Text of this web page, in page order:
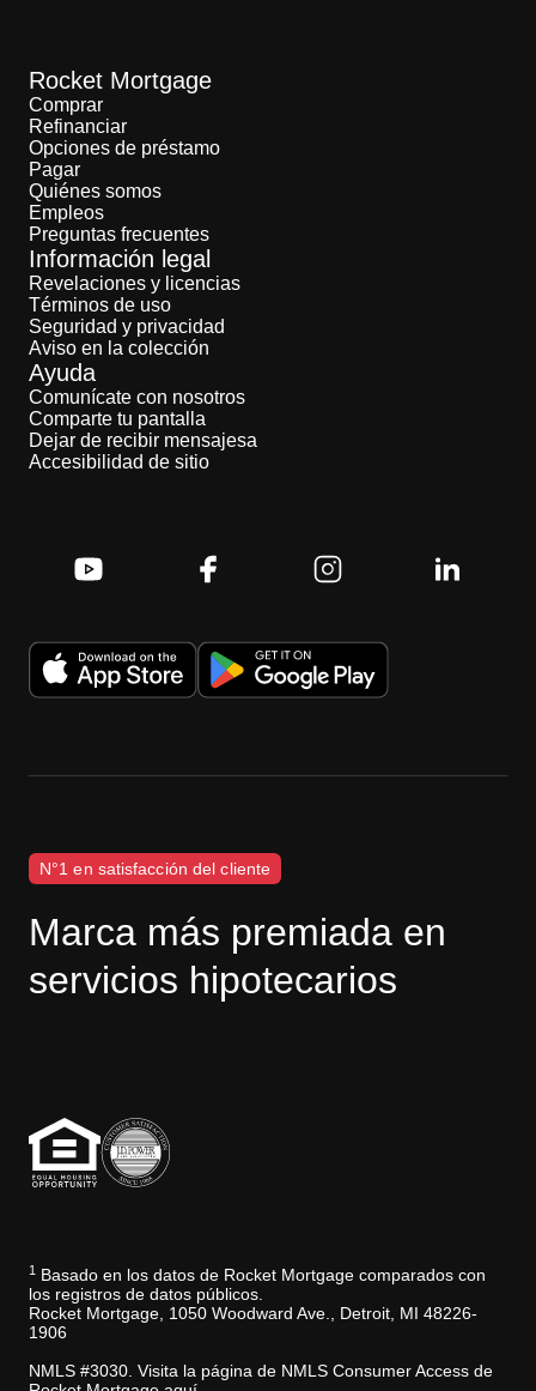
Rocket Mortgage
Comprar
Refinanciar
Opciones de préstamo
Pagar
Quiénes somos
Empleos
Preguntas frecuentes
Información legal
Revelaciones y licencias
Términos de uso
Seguridad y privacidad
Aviso en la colección
Ayuda
Comunícate con nosotros
Comparte tu pantalla
Dejar de recibir mensajesa
Accesibilidad de sitio
N°1 en satisfacción del cliente
Marca más premiada en
servicios hipotecarios
1
Basado en los datos de Rocket Mortgage comparados con
los registros de datos públicos.
Rocket Mortgage, 1050 Woodward Ave., Detroit, MI 48226-
1906
NMLS #3030. Visita la página de NMLS Consumer Access de